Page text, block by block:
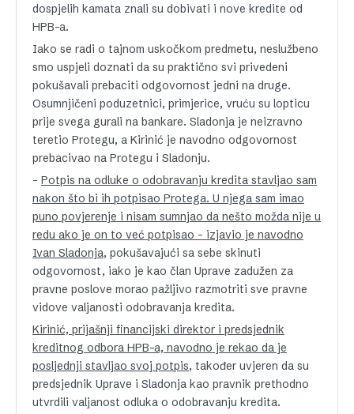
dospjelih kamata znali su dobivati i nove kredite od
HPB-a.
Iako se radi o tajnom uskočkom predmetu, neslužbeno
smo uspjeli doznati da su praktično svi privedeni
pokušavali prebaciti odgovornost jedni na druge.
Osumnjičeni poduzetnici, primjerice, vruću su lopticu
prije svega gurali na bankare. Sladonja je neizravno
teretio Protegu, a Kirinić je navodno odgovornost
prebacivao na Protegu i Sladonju.
– Potpis na odluke o odobravanju kredita stavljao sam
nakon što bi ih potpisao Protega. U njega sam imao
puno povjerenje i nisam sumnjao da nešto možda nije u
redu ako je on to već potpisao – izjavio je navodno
Ivan Sladonja, pokušavajući sa sebe skinuti
odgovornost, iako je kao član Uprave zadužen za
pravne poslove morao pažljivo razmotriti sve pravne
vidove valjanosti odobravanja kredita.
Kirinić, prijašnji financijski direktor i predsjednik
kreditnog odbora HPB-a, navodno je rekao da je
posljednji stavljao svoj potpis, također uvjeren da su
predsjednik Uprave i Sladonja kao pravnik prethodno
utvrdili valjanost odluka o odobravanju kredita.